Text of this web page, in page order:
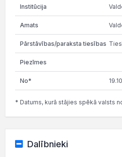
* Datums, kurā stājies spēkā valsts
Dalībnieki